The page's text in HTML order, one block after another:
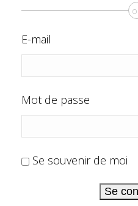
E-mail
Mot de passe
Se souvenir de moi
Se